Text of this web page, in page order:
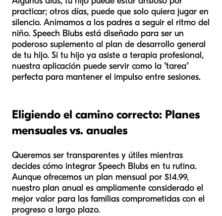
practicar; otros días, puede que solo quiera jugar en
silencio. Animamos a los padres a seguir el ritmo del
niño. Speech Blubs está diseñado para ser un
poderoso suplemento al plan de desarrollo general
de tu hijo. Si tu hijo ya asiste a terapia profesional,
nuestra aplicación puede servir como la "tarea"
perfecta para mantener el impulso entre sesiones.
Eligiendo el camino correcto: Planes
mensuales vs. anuales
Queremos ser transparentes y útiles mientras
decides cómo integrar Speech Blubs en tu rutina.
Aunque ofrecemos un plan mensual por $14.99,
nuestro plan anual es ampliamente considerado el
mejor valor para las familias comprometidas con el
progreso a largo plazo.